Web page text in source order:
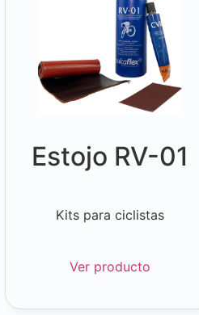
Estojo RV-01
Kits para ciclistas
Ver producto